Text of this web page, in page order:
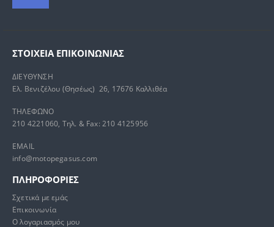
ΣΤΟΙΧΕΊΑ ΕΠΙΚΟΙΝΩΝΊΑΣ
ΔΙΕΥΘΥΝΣΗ
Ελ. Βενιζέλου (Θησέως) 26, 17676 Καλλιθέα
ΤΗΛΕΦΩΝΟ
210 4221060, Τηλ. & Fax: 210 4125956
EMAIL
info@motopegasus.com
ΠΛΗΡΟΦΟΡΙΕΣ
Σχετικά με εμάς
Επικοινωνία
Ο λογαριασμός μου